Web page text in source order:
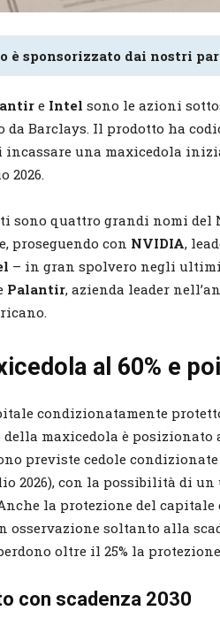
è sponsorizzato dai nostri
e Intel sono le azioni
da Barclays. Il prodotto ha
una maxicedola
2026.
sono quattro grandi nomi del
proseguendo con NVIDIA,
– in gran spolvero negli
Palantir, azienda leader
al 60% e
condizionatamente
della maxicedola è
previste cedole
2026), con la possibilità di
Anche la protezione del
osservazione soltanto alla
oltre il 25% la
con scadenza 2030